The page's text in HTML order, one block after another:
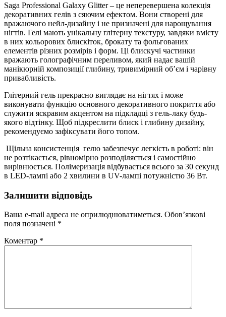
Saga Professional Galaxy Glitter – це неперевершена колекція
декоративних гелів з сяючим ефектом. Вони створені для
вражаючого нейл-дизайну і не призначені для нарощування
нігтів. Гелі мають унікальну глітерну текстуру, завдяки вмісту
в них кольорових блискіток, брокату та фольгованих
елементів різних розмірів і форм. Ці блискучі частинки
вражають голографічним переливом, який надає вашій
манікюрній композиції глибину, тривимірний об’єм і чарівну
привабливість.
Глітерний гель прекрасно виглядає на нігтях і може
виконувати функцію основного декоративного покриття або
служити яскравим акцентом на підкладці з гель-лаку будь-
якого відтінку. Щоб підкреслити блиск і глибину дизайну,
рекомендуємо зафіксувати його топом.
Щільна консистенція гелю забезпечує легкість в роботі: він
не розтікається, рівномірно розподіляється і самостійно
вирівнюється. Полімеризація відбувається всього за 30 секунд
в LED-лампі або 2 хвилини в UV-лампі потужністю 36 Вт.
Залишити відповідь
Ваша e-mail адреса не оприлюднюватиметься. Обов’язкові
поля позначені *
Коментар *